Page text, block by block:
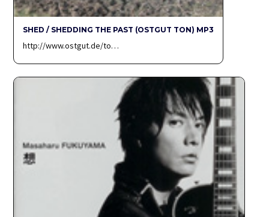
SHED / SHEDDING THE PAST (OSTGUT TON) MP3
http://www.ostgut.de/to…